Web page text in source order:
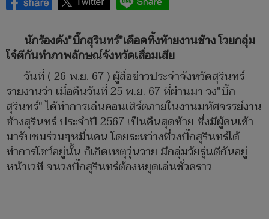
นักร้องดัง"บิ๊กสุรินทร์"เดือดทิ้งท้ายงานช้าง โวยกลุ่ม
โจ๋ตีกันทำภาพลักษณ์จังหวัดเสื่อมเสีย
วันที่ ( 26 พ.ย. 67 ) ผู้สื่อข่าวประจำจังหวัดสุรินทร์
รายงานว่า เมื่อคืนวันที่ 25 พ.ย. 67 ที่ผ่านมา วง"บิ๊ก
สุรินทร์" ได้ทำการเล่นคอนเสิร์ตภายในงานมหัศจรรย์งาน
ช้างสุรินทร์ ประจำปี 2567 เป็นคืนสุดท้าย ซึ่งมีผู้คนเข้า
มารับชมร่วมๆหมื่นคน โดยระหว่างที่วงบิ๊กสุรินทร์ได้
ทำการโชว์อยู่นั้น ก็เกิดเหตุวุ่นวาย มีกลุ่มวัยรุ่นตีกันอยู่
หน้าเวที จนวงบิ๊กสุรินทร์ต้องหยุดเล่นชั่วคราว